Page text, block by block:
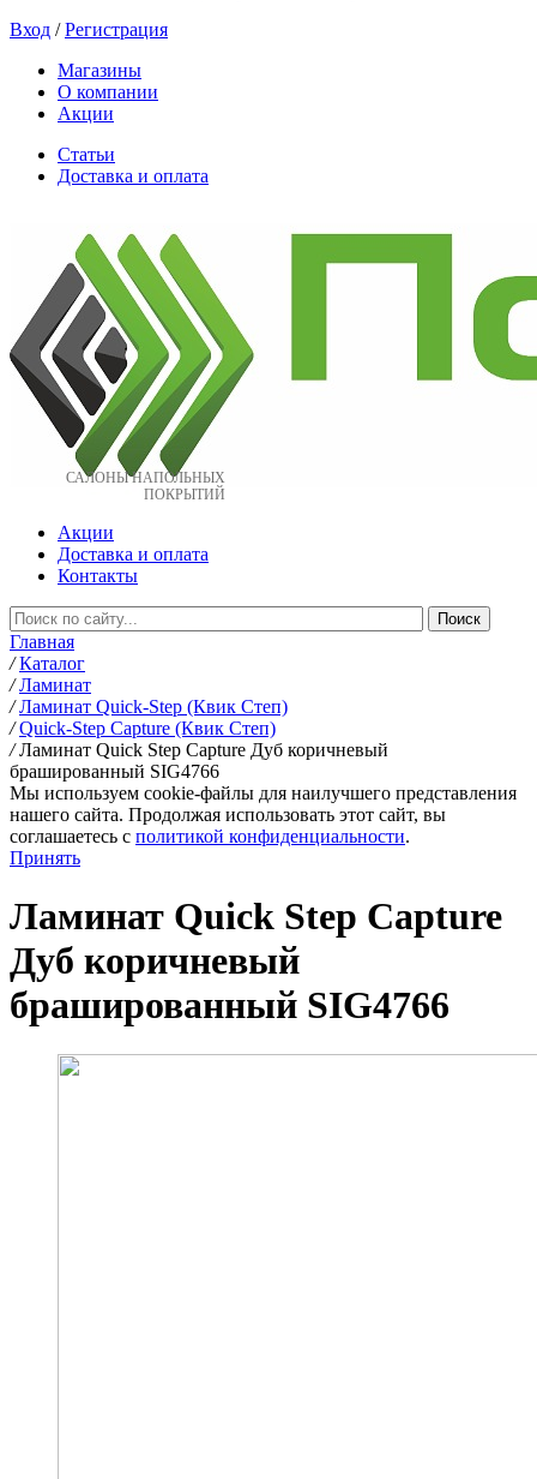
Вход /Регистрация
Магазины
О компании
Акции
Статьи
Доставка и оплата
САЛОНЫ НАПОЛЬНЫХ
ПОКРЫТИЙ
Акции
Доставка и оплата
Контакты
Главная
/ Каталог
/ Ламинат
/ Ламинат Quick-Step (Квик Степ)
/ Quick-Step Capture (Квик Степ)
/ Ламинат Quick Step Capture Дуб коричневый
брашированный SIG4766
Мы используем cookie-файлы для наилучшего представления
нашего сайта. Продолжая использовать этот сайт, вы
соглашаетесь c политикой конфиденциальности.
Принять
Ламинат Quick Step Capture
Дуб коричневый
брашированный SIG4766